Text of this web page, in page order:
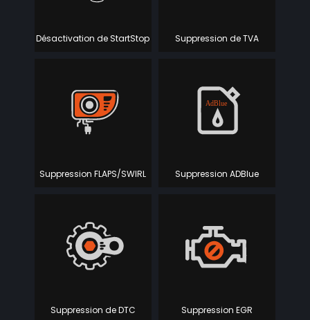
Désactivation de StartStop Suppression de TVA
Suppression FLAPS/SWIRL Suppression ADBlue
Suppression de DTC Suppression EGR